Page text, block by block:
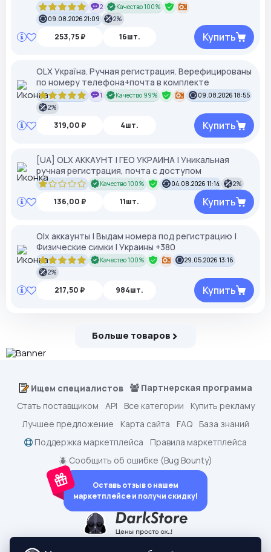
2
Качество 100%
09.08.2026 21:09
2%
253,75 ₽ 16шт. Купить
OLX Україна. Ручная регистрация. Верефицированы
по номеру телефона+почта в комплекте
1 Качество 99%
09.08.2026 18:55
2%
319,00 ₽ 4шт. Купить
[UA] OLX АККАУНТ | ГЕО УКРАИНА | Уникальная
ручная регистрация, почта с доступом
Качество 100% 04.08.2026 11:14 2%
136,00 ₽ 11шт. Купить
Olx аккаунты | Выдам номера под регистрацию |
Физические симки | Украины +380
Качество 100%
29.05.2026 13:16
2%
217,50 ₽ 984шт. Купить
Больше товаров
dark.shopping - Маркетплейс аккаунтов
Ищем специалистов
Партнерская программа
Стать поставщиком
API Все категории
Купить рекламу
Лучшее предложение
Карта сайта FAQ
База знаний
Поддержка маркетплейса
Правила маркетплейса
🪲 Сообщить об ошибке (Bug Bounty)
Оставь отзыв о нашем
маркетплейсе и получи скидку!